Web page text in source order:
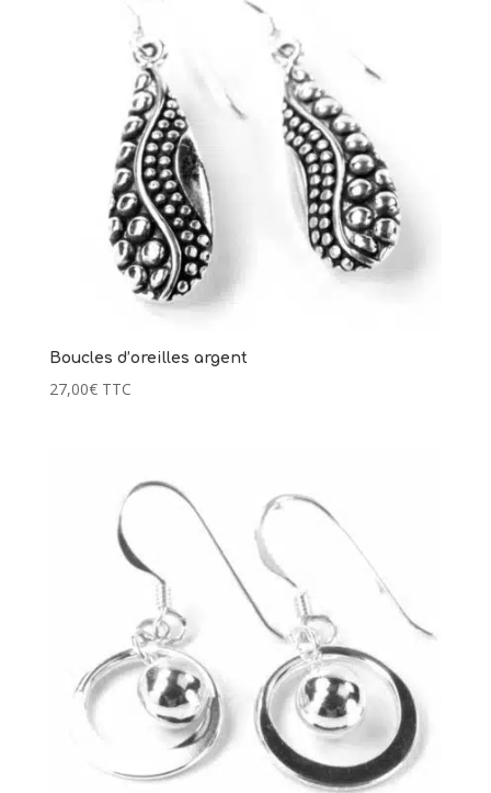
Boucles d’oreilles argent
27,00€ TTC